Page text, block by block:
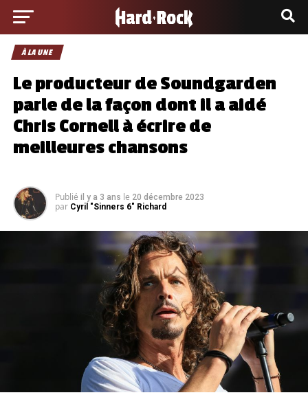
À LA UNE
Le producteur de Soundgarden
parle de la façon dont il a aidé
Chris Cornell à écrire de
meilleures chansons
Publié il y a 3 ans le 20 décembre 2023
par Cyril "Sinners 6" Richard